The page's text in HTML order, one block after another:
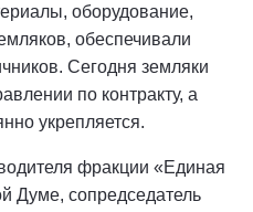
оборудование,
обеспечивали
Сегодня земляки
по контракту, а
укрепляется.
фракции «Единая
Думе, сопредседатель